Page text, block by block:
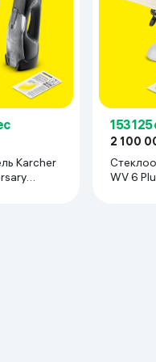
реальности
Karcher
153
2 100
WV 6